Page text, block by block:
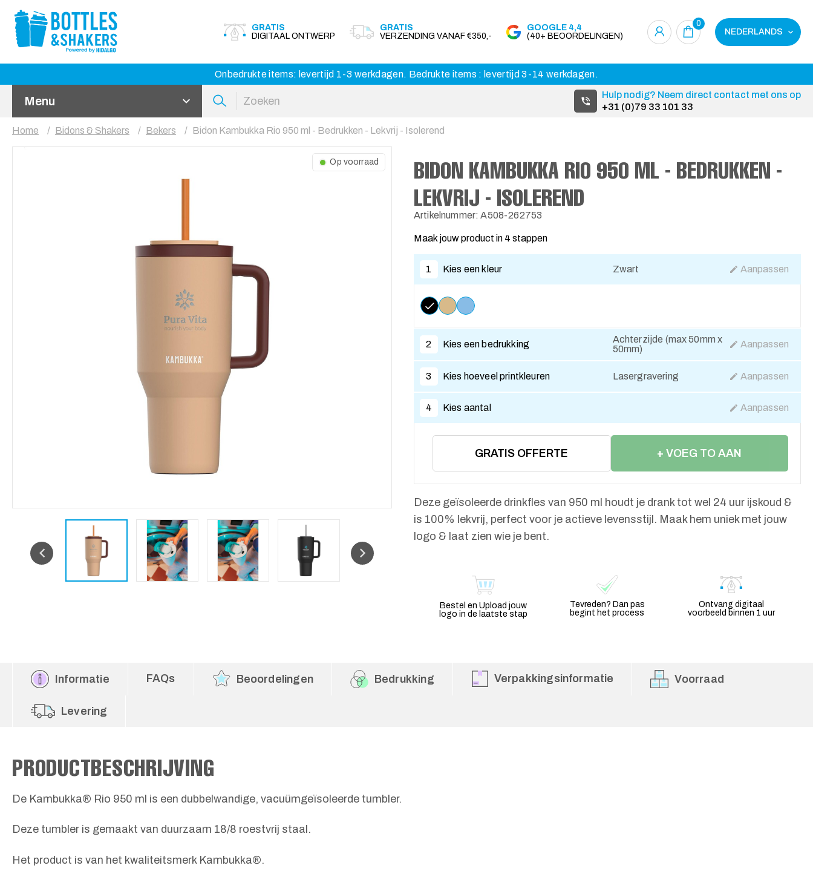
GRATIS
DIGITAAL ONTWERP
GRATIS
VERZENDING VANAF €350,-
GOOGLE 4,4
(40+ BEOORDELINGEN)
0
NEDERLANDS
Onbedrukte items: levertijd 1-3 werkdagen. Bedrukte items : levertijd 3-14 werkdagen.
Menu
Hulp nodig? Neem direct contact met ons op
+31 (0)79 33 101 33
Home Bidons & Shakers Bekers Bidon Kambukka Rio 950 ml - Bedrukken - Lekvrij - Isolerend
Op voorraad
BIDON KAMBUKKA RIO 950 ML - BEDRUKKEN -
LEKVRIJ - ISOLEREND
Artikelnummer: A508-262753
Maak jouw product in 4 stappen
1 Kies een kleur Zwart Aanpassen
2 Kies een bedrukking
Achterzijde (max 50mm x
50mm)
Aanpassen
3 Kies hoeveel printkleuren Lasergravering Aanpassen
4 Kies aantal Aanpassen
GRATIS OFFERTE + VOEG TO AAN
Deze geïsoleerde drinkfles van 950 ml houdt je drank tot wel 24 uur ijskoud &
is 100% lekvrij, perfect voor je actieve levensstijl. Maak hem uniek met jouw
logo & laat zien wie je bent.
Bestel en Upload jouw
logo in de laatste stap
Tevreden? Dan pas
begint het process
Ontvang digitaal
voorbeeld binnen 1 uur
Informatie FAQs Beoordelingen Bedrukking Verpakkingsinformatie Voorraad
Levering
PRODUCTBESCHRIJVING
De Kambukka® Rio 950 ml is een dubbelwandige, vacuümgeïsoleerde tumbler.
Deze tumbler is gemaakt van duurzaam 18/8 roestvrij staal.
Het product is van het kwaliteitsmerk Kambukka®.